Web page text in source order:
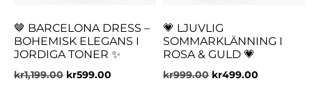
🤎 BARCELONA DRESS –
BOHEMISK ELEGANS I
JORDIGA TONER ✨
kr1,199.00 kr599.00
💗 LJUVLIG
SOMMARKLÄNNING I
ROSA & GULD 💗
kr999.00 kr499.00